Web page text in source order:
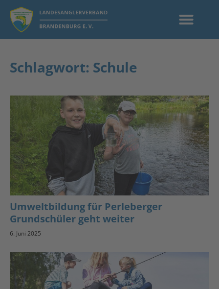
Schlagwort: Schule
Umweltbildung für Perleberger
Grundschüler geht weiter
6. Juni 2025